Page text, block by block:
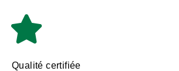
Qualité certifiée